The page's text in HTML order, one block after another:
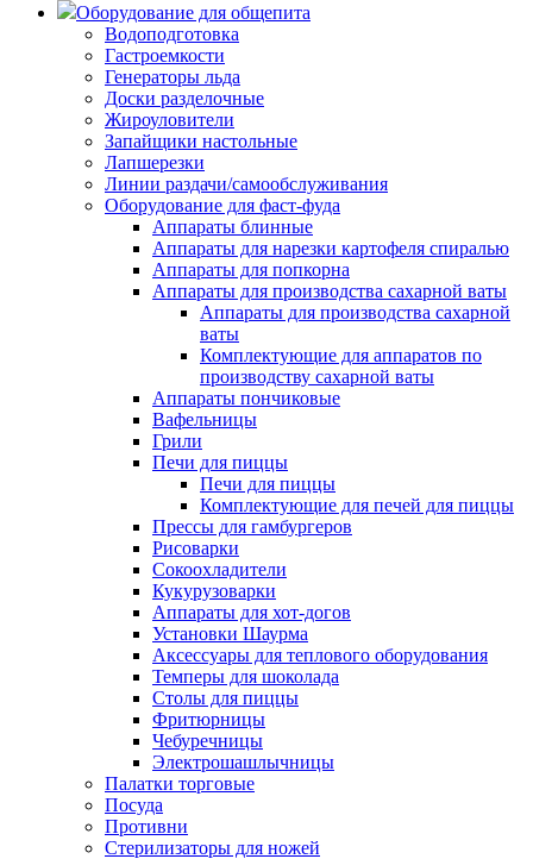
Оборудование для общепита
Водоподготовка
Гастроемкости
Генераторы льда
Доски разделочные
Жироуловители
Запайщики настольные
Лапшерезки
Линии раздачи/самообслуживания
Оборудование для фаст-фуда
Аппараты блинные
Аппараты для нарезки картофеля спиралью
Аппараты для попкорна
Аппараты для производства сахарной ваты
Аппараты для производства сахарной
ваты
Комплектующие для аппаратов по
производству сахарной ваты
Аппараты пончиковые
Вафельницы
Грили
Печи для пиццы
Печи для пиццы
Комплектующие для печей для пиццы
Прессы для гамбургеров
Рисоварки
Сокоохладители
Кукурузоварки
Аппараты для хот-догов
Установки Шаурма
Аксессуары для теплового оборудования
Темперы для шоколада
Столы для пиццы
Фритюрницы
Чебуречницы
Электрошашлычницы
Палатки торговые
Посуда
Противни
Стерилизаторы для ножей